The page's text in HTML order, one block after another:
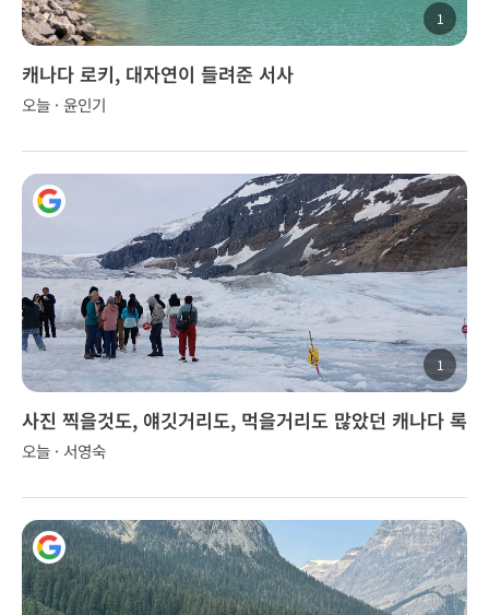
1
캐나다 로키, 대자연이 들려준 서사
오늘 · 윤인기
1
사진 찍을것도, 얘깃거리도, 먹을거리도 많았던 캐나다 록
키 투어..
오늘 · 서영숙